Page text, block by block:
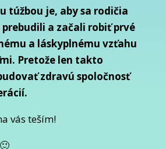
túžbou je, aby sa rodičia
prebudili a začali robiť prvé
a láskyplnému vzťahu
Pretože len takto
zdravú spoločnosť
vás teším!
🙂